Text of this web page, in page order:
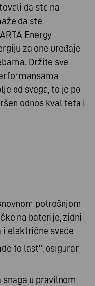
da ste na
da ste
Energy
za one uređaje
Držite sve
od svega, to je po
odnos kvaliteta i
potrošnjom
na baterije, zidni
i električne sveće
to last", osiguran
snaga u pravilnom